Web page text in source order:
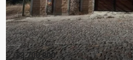
$3,700,000